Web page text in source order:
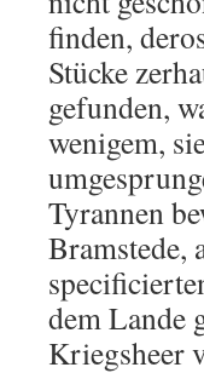
finden,
Stücke
gefunden,
wenigem,
Tyrannen
Bramstede,
dem Lande
Kriegsheer